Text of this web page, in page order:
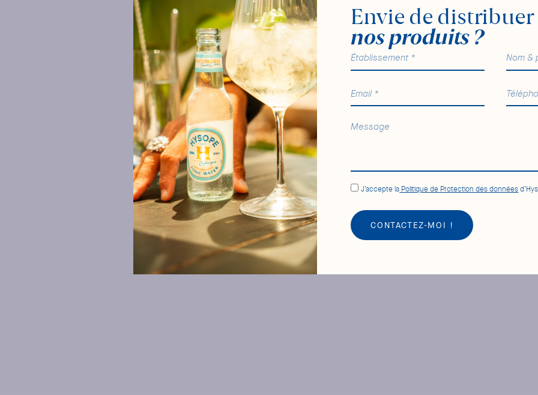
Envie de distribuer
nos produits ?
J’accepte la Politique de Protection des données
CONTACTEZ-MOI !